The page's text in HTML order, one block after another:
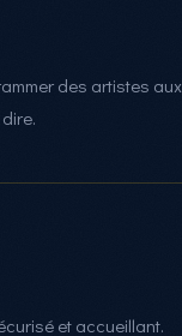
des artistes aux
et accueillant.